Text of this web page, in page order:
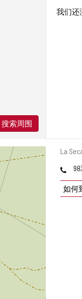
邮
地
址
La
电
如何
搜索周围
我们还